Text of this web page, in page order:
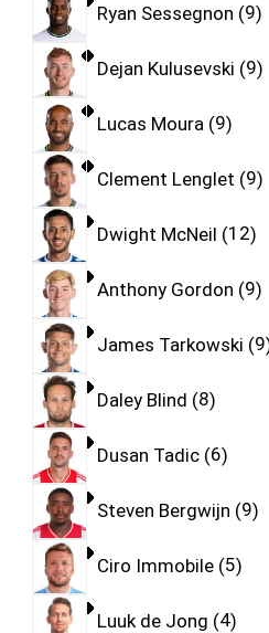
Ryan Sessegnon 9
Dejan Kulusevski 9
Lucas Moura 9
Clement Lenglet 9
Dwight McNeil 12
Anthony Gordon 9
James Tarkowski 9
Daley Blind 8
Dusan Tadic 6
Steven Bergwijn 9
Ciro Immobile 5
Luuk de Jong 4